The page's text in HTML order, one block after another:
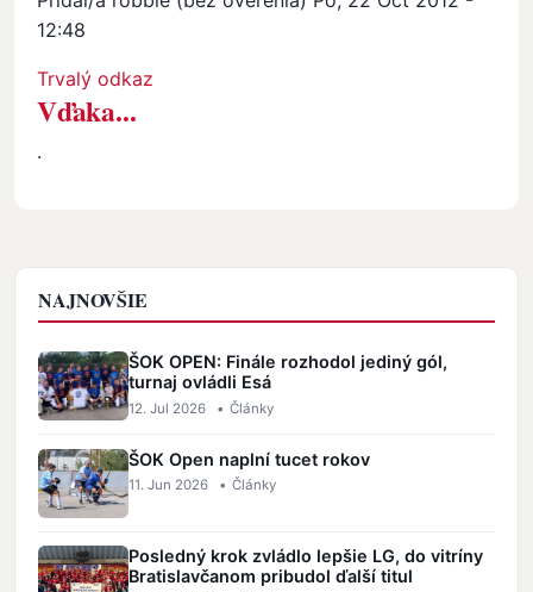
12:48
In reply to.by
Trvalý odkaz
Vďaka...
.
NAJNOVŠIE
ŠOK OPEN: Finále rozhodol jediný gól,
turnaj ovládli Esá
12. Jul 2026 • Články
ŠOK Open naplní tucet rokov
11. Jun 2026 • Články
Posledný krok zvládlo lepšie LG, do vitríny
Bratislavčanom pribudol ďalší titul